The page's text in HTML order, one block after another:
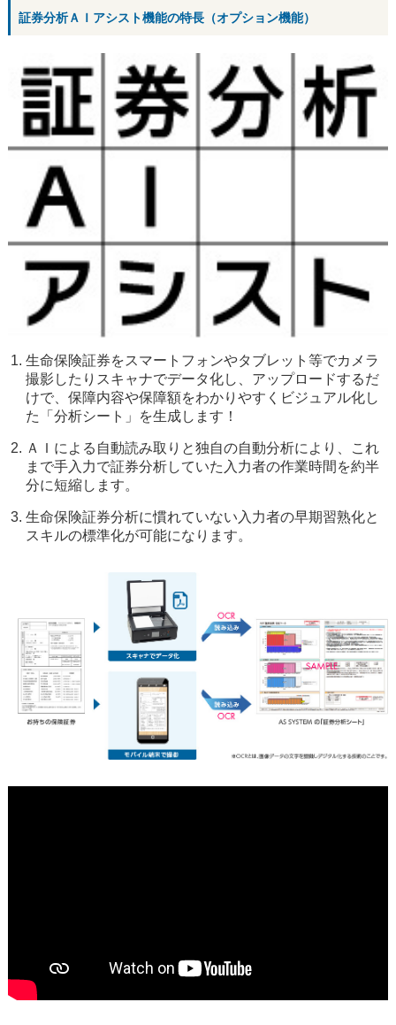
証券分析ＡＩアシスト機能の特長（オプション機能）
生命保険証券をスマートフォンやタブレット等でカメラ
撮影したりスキャナでデータ化し、アップロードするだ
けで、保障内容や保障額をわかりやすくビジュアル化し
た「分析シート」を生成します！
ＡＩによる自動読み取りと独自の自動分析により、これ
まで手入力で証券分析していた入力者の作業時間を約半
分に短縮します。
生命保険証券分析に慣れていない入力者の早期習熟化と
スキルの標準化が可能になります。